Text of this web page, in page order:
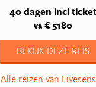
40 dagen incl ticket
va€ 5180
BEKIJK DEZE REIS
Alle reizen van